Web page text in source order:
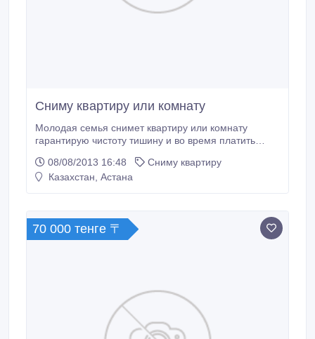
Сниму квартиру или комнату
Молодая семья снимет квартиру или комнату
гарантирую чистоту тишину и во время платить
08/08/2013 16:48
Сниму квартиру
Казахстан, Астана
70 000 тенге 〒